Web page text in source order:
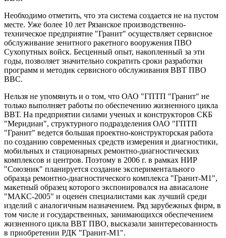
Необходимо отметить, что эта система создается не на пустом
месте. Уже более 10 лет Рязанское производственно-
техническое предприятие "Гранит" осуществляет сервисное
обслуживание зенитного ракетного вооружения ПВО
Сухопутных войск. Бесценный опыт, накопленный за эти
годы, позволяет значительно сократить сроки разработки
программ и методик сервисного обслуживания ВВТ ПВО
ВВС.
Нельзя не упомянуть и о том, что ОАО "ГПТП "Гранит" не
только выполняет работы по обеспечению жизненного цикла
ВВТ. На предприятии силами ученых и конструкторов СКБ
"Меридиан", структурного подразделения ОАО "ГПТП
"Гранит" ведется большая проектно-конструкторская работа
по созданию современных средств измерения и диагностики,
мобильных и стационарных ремонтно-диагностических
комплексов и центров. Поэтому в 2006 г. в рамках НИР
"Союзник" планируется создание экспериментального
образца ремонтно-диагностического комплекса "Гранит-М1",
макетный образец которого экспонировался на авиасалоне
"МАКС-2005" и оценен специалистами как лучший среди
изделий с аналогичным назначением. Ряд зарубежных фирм, в
том числе и государственных, занимающихся обеспечением
жизненного цикла ВВТ ПВО, высказали заинтересованность
в приобретении РДК "Гранит-М1".